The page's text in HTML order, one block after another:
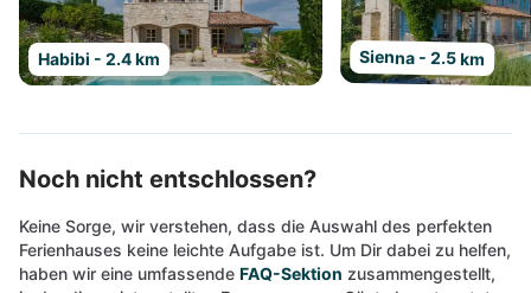
Habibi - 2.4 km Sienna - 2.5 km
Noch nicht entschlossen?
Keine Sorge, wir verstehen, dass die Auswahl des perfekten
Ferienhauses keine leichte Aufgabe ist. Um Dir dabei zu helfen,
haben wir eine umfassende FAQ-Sektion zusammengestellt,